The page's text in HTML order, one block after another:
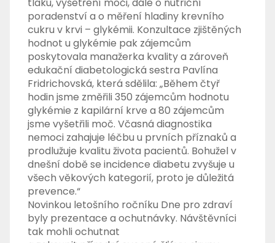
tlaku, vyšetření moči, dále o nutriční
poradenství a o měření hladiny krevního
cukru v krvi – glykémii. Konzultace zjištěných
hodnot u glykémie pak zájemcům
poskytovala manažerka kvality a zároveň
edukační diabetologická sestra Pavlína
Fridrichovská, která sdělila: „Během čtyř
hodin jsme změřili 350 zájemcům hodnotu
glykémie z kapilární krve a 80 zájemcům
jsme vyšetřili moč. Včasná diagnostika
nemoci zahajuje léčbu u prvních příznaků a
prodlužuje kvalitu života pacientů. Bohužel v
dnešní době se incidence diabetu zvyšuje u
všech věkových kategorií, proto je důležitá
prevence.“
Novinkou letošního ročníku Dne pro zdraví
byly prezentace a ochutnávky. Návštěvníci
tak mohli ochutnat